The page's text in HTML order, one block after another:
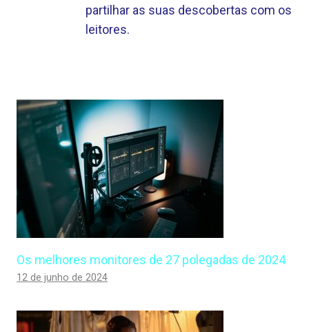
partilhar as suas descobertas com os
leitores.
Os melhores monitores de 27 polegadas de 2024
12 de junho de 2024